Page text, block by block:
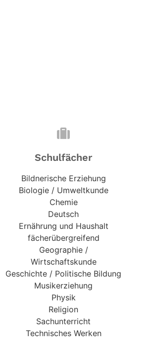
Schulfächer
Bildnerische Erziehung
Biologie / Umweltkunde
Chemie
Deutsch
Ernährung und Haushalt
fächerübergreifend
Geographie /
Wirtschaftskunde
Geschichte / Politische Bildung
Musikerziehung
Physik
Religion
Sachunterricht
Technisches Werken